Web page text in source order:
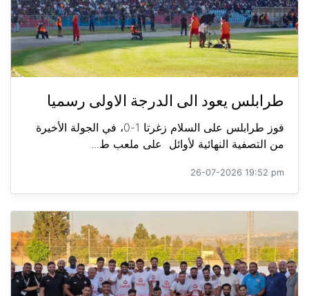
طرابلس يعود الى الدرجة الاولى رسميا
فوز طرابلس على السلام زغرتا 1-0، في الجولة الأخيرة
من التصفية النهائية لأوائل على ملعب ط...
26-07-2026 19:52 pm